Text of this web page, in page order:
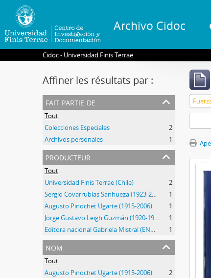
Archivo Cidoc
Cidoc - Universidad Finis Terrae
Affiner les résultats par :
fait partie de
Tout
Colecciones Especiales
2
Archivos personales
1
producteur
Tout
Universidad Finis Terrae (Chile)
2
Sergio Covarrubias Sanhueza (1923-2017)
1
Augusto Pinochet Ugarte (1915-2006)
1
Jorge Gustavo Leigh Guzmán (1920-1999)
1
Editora nacional Gabriela Mistral (ENGM) (1973-1976)
1
nom
Tout
Augusto Pinochet Ugarte (1915-2006)
2